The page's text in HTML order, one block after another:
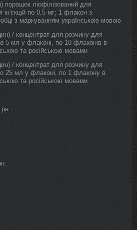
ліофілізований для
ін'єкцій по 0,5 мг; 1 флакон з
з маркуванням українською мовою
/ концентрат для розчину для
5 мл у флаконі, по 10 флаконів в
та російською мовами
/ концентрат для розчину для
25 мл у флаконі, по 1 флакону в
та російською мовами